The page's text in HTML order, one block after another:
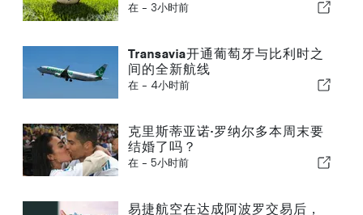
在 - 3小时前
Transavia开通葡萄牙与比利时之
间的全新航线
在 - 4小时前
克里斯蒂亚诺·罗纳尔多本周末要
结婚了吗？
在 - 5小时前
易捷航空在达成阿波罗交易后，